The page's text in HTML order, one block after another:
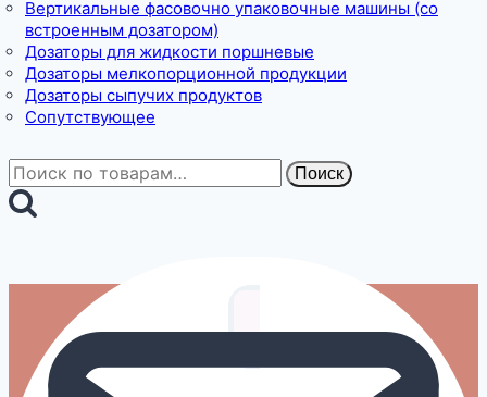
Вертикальные фасовочно упаковочные машины (со
встроенным дозатором)
Дозаторы для жидкости поршневые
Дозаторы мелкопорционной продукции
Дозаторы сыпучих продуктов
Сопутствующее
Искать: Поиск